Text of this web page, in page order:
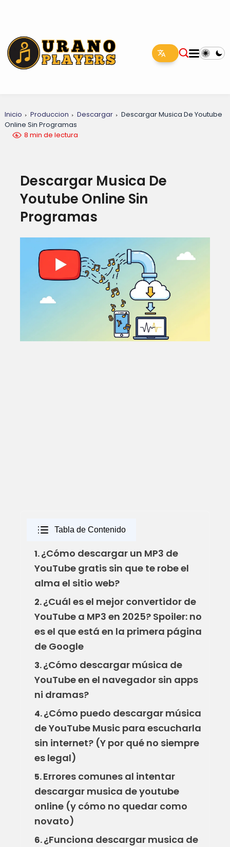
Inicio Produccion Descargar
Descargar Musica De Youtube
Online Sin Programas
8 min de lectura
Descargar Musica De
Youtube Online Sin
Programas
Tabla de Contenido
1.¿Cómo descargar un MP3 de
YouTube gratis sin que te robe el
alma el sitio web?
2.¿Cuál es el mejor convertidor de
YouTube a MP3 en 2025? Spoiler: no
es el que está en la primera página
de Google
3.¿Cómo descargar música de
YouTube en el navegador sin apps
ni dramas?
4.¿Cómo puedo descargar música
de YouTube Music para escucharla
sin internet? (Y por qué no siempre
es legal)
5.Errores comunes al intentar
descargar musica de youtube
online (y cómo no quedar como
novato)
6.¿Funciona descargar musica de